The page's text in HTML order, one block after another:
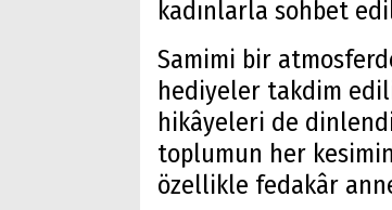
kadınlarla sohbet
Samimi bir
hediyeler takdim
hikâyeleri de
toplumun her
özellikle fedakâr